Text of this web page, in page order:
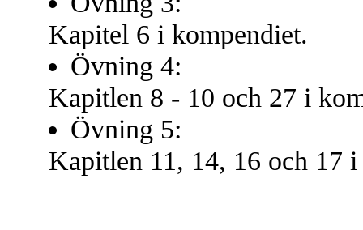
Kapitel 6 i kompendiet.
Övning 4:
Kapitlen 8 - 10 och 27 i
Övning 5:
Kapitlen 11, 14, 16 och 17